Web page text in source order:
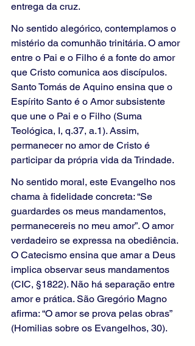
entrega da cruz.
No sentido alegórico, contemplamos o
mistério da comunhão trinitária. O amor
entre o Pai e o Filho é a fonte do amor
que Cristo comunica aos discípulos.
Santo Tomás de Aquino ensina que o
Espírito Santo é o Amor subsistente
que une o Pai e o Filho (Suma
Teológica, I, q.37, a.1). Assim,
permanecer no amor de Cristo é
participar da própria vida da Trindade.
No sentido moral, este Evangelho nos
chama à fidelidade concreta: “Se
guardardes os meus mandamentos,
permanecereis no meu amor”. O amor
verdadeiro se expressa na obediência.
O Catecismo ensina que amar a Deus
implica observar seus mandamentos
(CIC, §1822). Não há separação entre
amor e prática. São Gregório Magno
afirma: “O amor se prova pelas obras”
(Homilias sobre os Evangelhos, 30).